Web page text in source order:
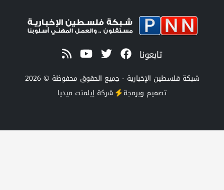
الإخبارية - جميع الحقوق محفوظة © 2026
شركةإيلمنت ميديا